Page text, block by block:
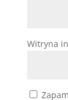
Witryna